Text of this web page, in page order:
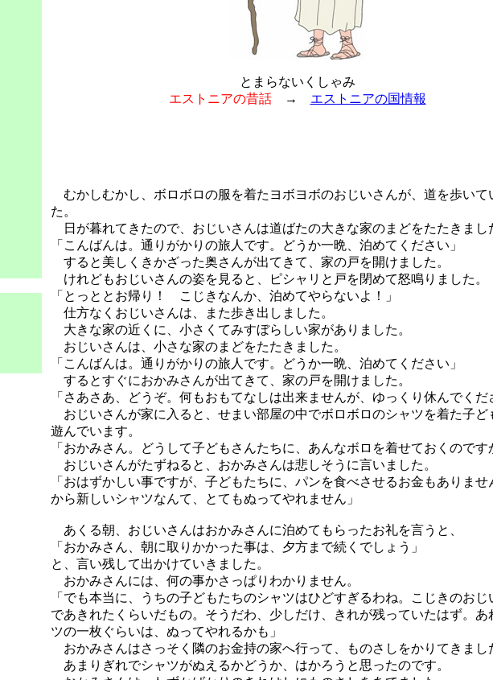
とまらないくしゃみ
エストニアの昔話→ エストニアの国情報
むかしむかし、ボロボロの服を着たヨボヨボのおじいさんが、道を歩いて
た。
日が暮れてきたので、おじいさんは道ばたの大きな家のまどをたたきまし
「こんばんは。通りがかりの旅人です。どうか一晩、泊めてください」
すると美しくきかざった奥さんが出てきて、家の戸を開けました。
けれどもおじいさんの姿を見ると、ピシャリと戸を閉めて怒鳴りました。
「とっととお帰り！ こじきなんか、泊めてやらないよ！」
仕方なくおじいさんは、また歩き出しました。
大きな家の近くに、小さくてみすぼらしい家がありました。
おじいさんは、小さな家のまどをたたきました。
「こんばんは。通りがかりの旅人です。どうか一晩、泊めてください」
するとすぐにおかみさんが出てきて、家の戸を開けました。
「さあさあ、どうぞ。何もおもてなしは出来ませんが、ゆっくり休んでくだ
おじいさんが家に入ると、せまい部屋の中でボロボロのシャツを着た子ど
遊んでいます。
「おかみさん。どうして子どもさんたちに、あんなボロを着せておくのです
おじいさんがたずねると、おかみさんは悲しそうに言いました。
「おはずかしい事ですが、子どもたちに、パンを食べさせるお金もありませ
から新しいシャツなんて、とてもぬってやれません」
あくる朝、おじいさんはおかみさんに泊めてもらったお礼を言うと、
「おかみさん、朝に取りかかった事は、夕方まで続くでしょう」
と、言い残して出かけていきました。
おかみさんには、何の事かさっぱりわかりません。
「でも本当に、うちの子どもたちのシャツはひどすぎるわね。こじきのおじ
であきれたくらいだもの。そうだわ、少しだけ、きれが残っていたはず。あ
ツの一枚ぐらいは、ぬってやれるかも」
おかみさんはさっそく隣のお金持の家へ行って、ものさしをかりてきまし
あまりぎれでシャツがぬえるかどうか、はかろうと思ったのです。